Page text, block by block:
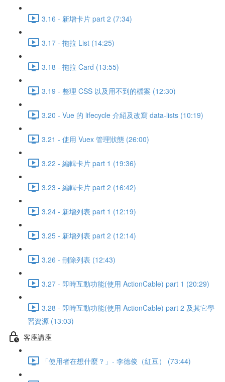
3.16 - 新增卡片 part 2 (7:34)
3.17 - 拖拉 List (14:25)
3.18 - 拖拉 Card (13:55)
3.19 - 整理 CSS 以及用不到的檔案 (12:30)
3.20 - Vue 的 lifecycle 介紹及改寫 data-lists (10:19)
3.21 - 使用 Vuex 管理狀態 (26:00)
3.22 - 編輯卡片 part 1 (19:36)
3.23 - 編輯卡片 part 2 (16:42)
3.24 - 新增列表 part 1 (12:19)
3.25 - 新增列表 part 2 (12:14)
3.26 - 刪除列表 (12:43)
3.27 - 即時互動功能(使用 ActionCable) part 1 (20:29)
3.28 - 即時互動功能(使用 ActionCable) part 2 及其它學
習資源 (13:03)
客座講座
「使用者在想什麼？」- 李德俊（紅豆） (73:44)